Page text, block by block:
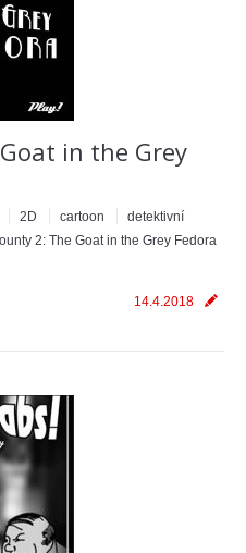
in the Grey
2D cartoon
detektivní
2: The Goat in the Grey Fedora
14.4.2018